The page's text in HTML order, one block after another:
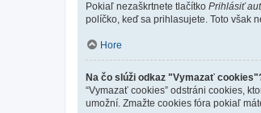
Pokiaľ nezaškrtnete tlačítko Prihlásiť
políčko, keď sa prihlasujete. Toto však
Hore
Na čo slúži odkaz "Vymazať
“Vymazať cookies” odstráni cookies,
umožní. Zmažte cookies fóra pokiaľ